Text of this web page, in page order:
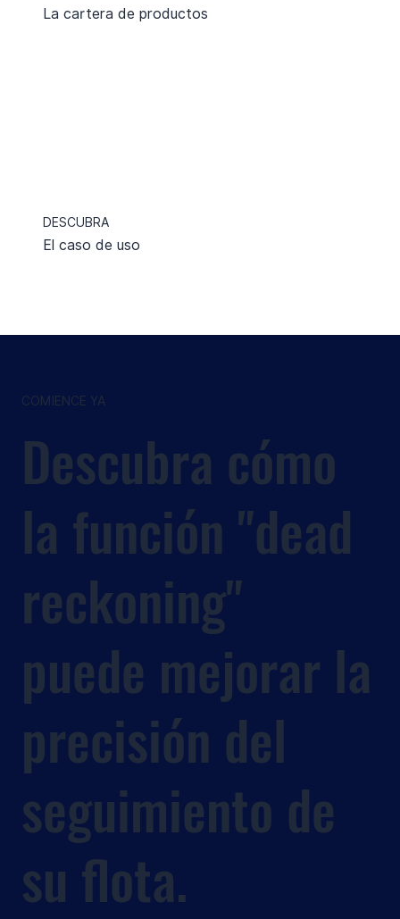
La cartera de productos
DESCUBRA
El caso de uso
COMIENCE YA
Descubra cómo
la función "dead
reckoning"
puede mejorar la
precisión del
seguimiento de
su flota.